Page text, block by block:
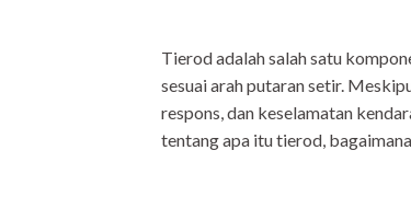
Tierod adalah salah satu
sesuai arah putaran setir.
respons, dan keselamatan
tentang apa itu tierod,